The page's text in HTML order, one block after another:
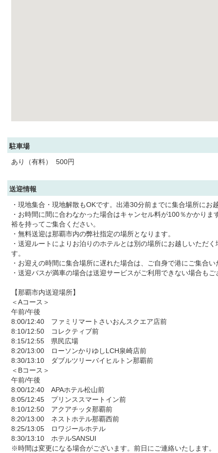
駐車場
あり（有料） 500円
送迎情報
・現地集合・現地解散もOKです。出港30分前までに集合場所にお
・お時間に間に合わなかった場合はキャンセル料が100％かかりま
裕を持ってご集合ください。
・無料送迎は那覇市内の弊社指定の場所となります。
・送迎ルートによりお泊りのホテルとは別の場所にお越しいただ
す。
・お迎えの時間に集合場所に遅れた場合は、ご自身で港にご集合
・送迎バスが満車の場合は送迎サービスがご利用できない場合もご
【那覇市内送迎場所】
＜Aコース＞
午前/午後
8:00/12:40 ファミリマートさいおんスクエア店前
8:10/12:50 コレクティブ前
8:15/12:55 県民広場
8:20/13:00 ローソンかりゆしLCH泉崎店前
8:30/13:10 ダブルツリーバイヒルトン那覇前
＜Bコース＞
午前/午後
8:00/12:40 APAホテル松山前
8:05/12:45 プリンススマートイン前
8:10/12:50 アクアチッタ那覇前
8:20/13:00 ネストホテル那覇西前
8:25/13:05 ロワジールホテル
8:30/13:10 ホテルSANSUI
※時間は変更になる場合がございます。前日にご連絡いたします。